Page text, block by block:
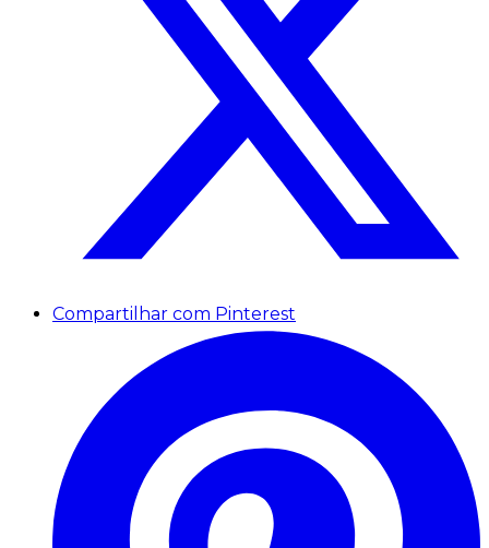
Compartilhar com Pinterest